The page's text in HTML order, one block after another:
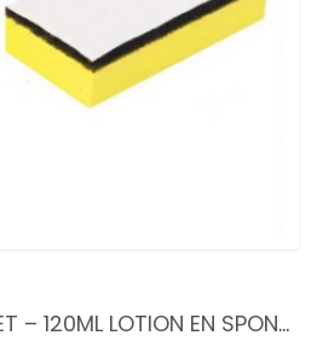
KOPLAMP POLIJST SET – 120ML LOTION EN SPONSJE – REPARATIE SET – HERSTEL EN BESCHERMING – POLIJST SET – HEADLIGHT REPAIR LOTION – LOTION EN INWRIJFSPONS